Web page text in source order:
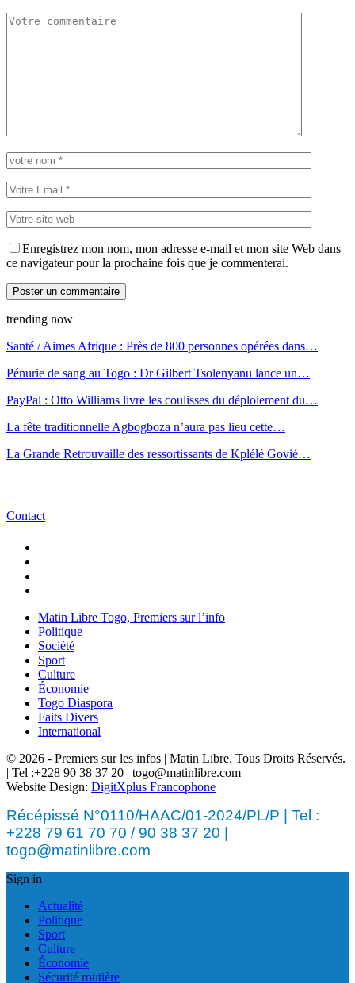
Enregistrez mon nom, mon adresse e-mail et mon site Web dans
ce navigateur pour la prochaine fois que je commenterai.
trending now
Santé / Aimes Afrique : Près de 800 personnes opérées dans…
Pénurie de sang au Togo : Dr Gilbert Tsolenyanu lance un…
PayPal : Otto Williams livre les coulisses du déploiement du…
La fête traditionnelle Agbogboza n’aura pas lieu cette…
La Grande Retrouvaille des ressortissants de Kplélé Govié…
Contact
Matin Libre Togo, Premiers sur l’info
Politique
Société
Sport
Culture
Économie
Togo Diaspora
Faits Divers
International
© 2026 - Premiers sur les infos | Matin Libre. Tous Droits Réservés.
| Tel :+228 90 38 37 20 | togo@matinlibre.com
Website Design: DigitXplus Francophone
Récépissé N°0110/HAAC/01-2024/PL/P | Tel :
+228 79 61 70 70 / 90 38 37 20 |
togo@matinlibre.com
Sign in
Actualité
Politique
Sport
Culture
Économie
Sécurité routière